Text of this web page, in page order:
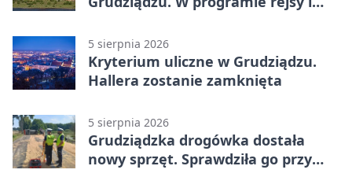
5 sierpnia 2026
Kryterium uliczne w Grudziądzu.
Hallera zostanie zamknięta
5 sierpnia 2026
Grudziądzka drogówka dostała
nowy sprzęt. Sprawdziła go przy